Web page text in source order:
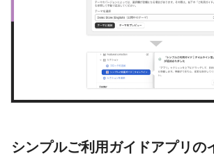
シンプルご利用ガイドアプリの